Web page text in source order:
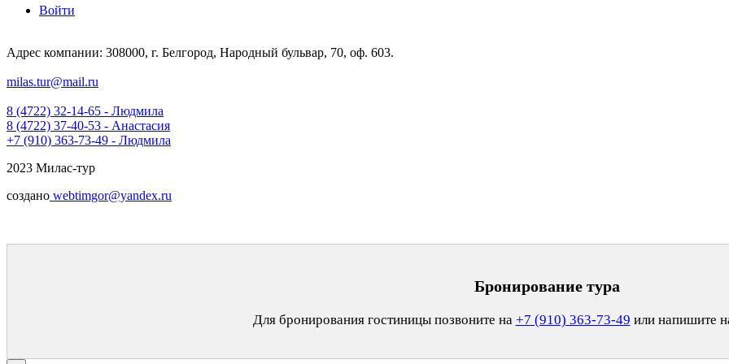
Войти
Адрес компании: 308000, г. Белгород, Народный бульвар, 70, оф. 603.
milas.tur@mail.ru
8 (4722) 32-14-65 - Людмила
8 (4722) 37-40-53 - Анастасия
+7 (910) 363-73-49 - Людмила
2023 Милас-тур
создано webtimgor@yandex.ru
Бронирование тура
Для бронирования гостиницы позвоните на +7 (910) 363-73-49 или напишите